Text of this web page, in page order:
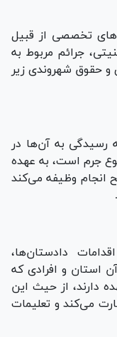
تخصصی از قبیل
جرائم مربوط به
و حقوق شهروندی زیر
رسیدگی به آن‌ها در
جرم است، به عهده
انجام وظیفه می‌کند
دادستان‌ها،
استان و افرادی که
دارند، از حیث این
می‌کند و تعلیمات